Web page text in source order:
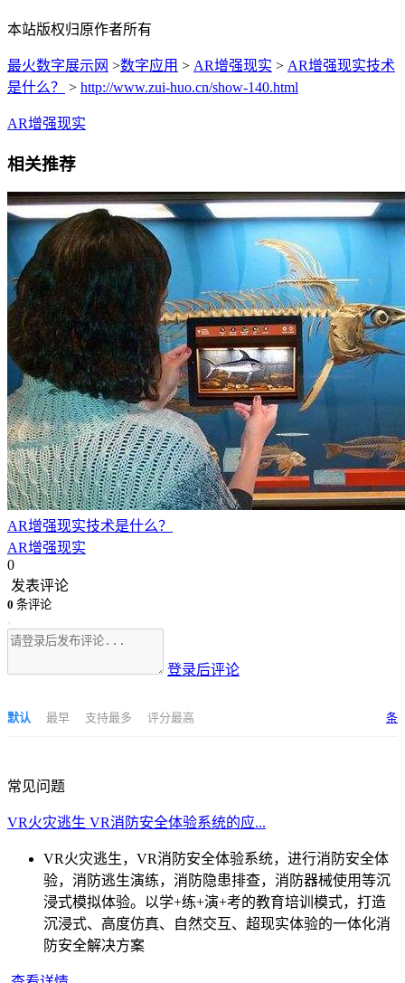
本站版权归原作者所有
最火数字展示网 >数字应用 > AR增强现实 > AR增强现实技术
是什么？
> http://www.zui-huo.cn/show-140.html
AR增强现实
相关推荐
AR增强现实技术是什么？
AR增强现实
0
发表评论
0 条评论
登录后评论
默认 最早 支持最多 评分最高 条
常见问题
VR火灾逃生 VR消防安全体验系统的应...
VR火灾逃生，VR消防安全体验系统，进行消防安全体
验，消防逃生演练，消防隐患排查，消防器械使用等沉
浸式模拟体验。以学+练+演+考的教育培训模式，打造
沉浸式、高度仿真、自然交互、超现实体验的一体化消
防安全解决方案